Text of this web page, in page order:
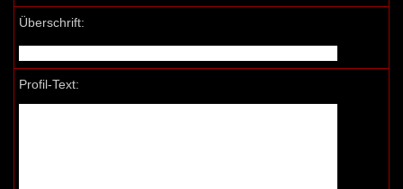
Überschrift:
Profil-Text: